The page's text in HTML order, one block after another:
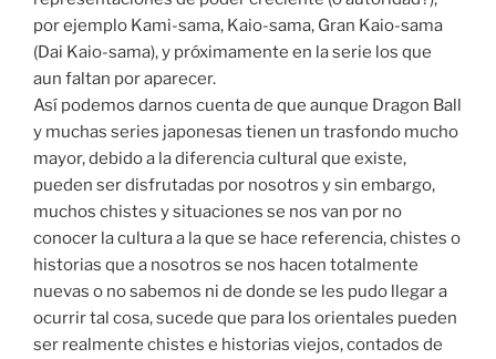
por ejemplo Kami-sama, Kaio-sama, Gran Kaio-sama
(Dai Kaio-sama), y próximamente en la serie los que
aun faltan por aparecer.
Así podemos darnos cuenta de que aunque Dragon Ball
y muchas series japonesas tienen un trasfondo mucho
mayor, debido a la diferencia cultural que existe,
pueden ser disfrutadas por nosotros y sin embargo,
muchos chistes y situaciones se nos van por no
conocer la cultura a la que se hace referencia, chistes o
historias que a nosotros se nos hacen totalmente
nuevas o no sabemos ni de donde se les pudo llegar a
ocurrir tal cosa, sucede que para los orientales pueden
ser realmente chistes e historias viejos, contados de